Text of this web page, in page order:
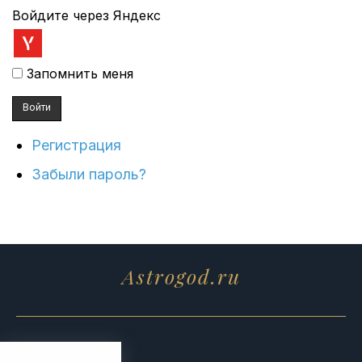
Войдите через Яндекс
Запомнить меня
Войти
Регистрация
Забыли пароль?
Astrogod.ru